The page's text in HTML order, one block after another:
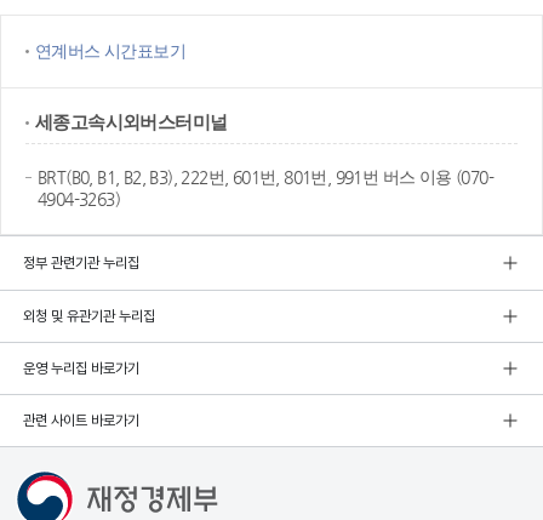
연계버스 시간표보기
세종고속시외버스터미널
BRT(B0, B1, B2, B3), 222번, 601번, 801번, 991번 버스 이용 (070-
4904-3263)
정부 관련기관 누리집
외청 및 유관기관 누리집
운영 누리집 바로가기
관련 사이트 바로가기